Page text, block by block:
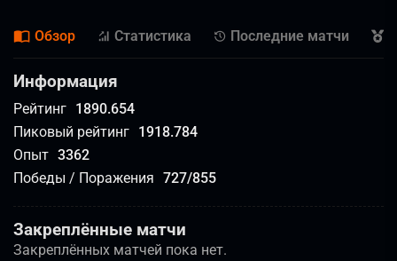
Обзор Статистика Последние матчи
Информация
Рейтинг 1890.654
Пиковый рейтинг 1918.784
Опыт 3362
Победы / Поражения 727/855
Закреплённые матчи
Закреплённых матчей пока нет.